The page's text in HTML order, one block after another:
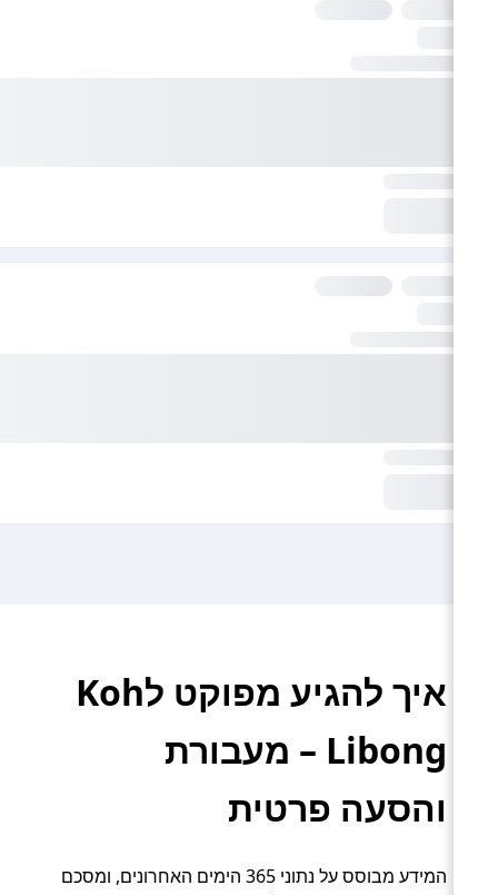
איך להגיע מפוקט לKoh
Libong – מעבורת
והסעה פרטית
המידע מבוסס על נתוני 365 הימים האחרונים, ומסכם